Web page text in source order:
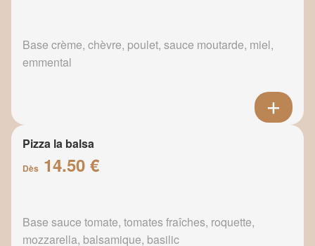
Base crème, chèvre, poulet, sauce moutarde, miel,
emmental
Pizza la balsa
Dès 14.50 €
Base sauce tomate, tomates fraîches, roquette,
mozzarella, balsamique, basilic